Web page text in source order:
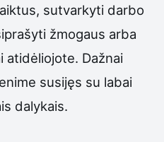
sutvarkyti darbo
žmogaus arba
atidėliojote. Dažnai
susijęs su labai
dalykais.